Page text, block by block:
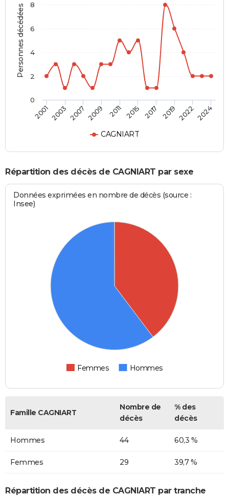
Personnes décédées
CAGNIART
20012003 2007 2009 2011 2015 2017 2019 20222024
0
2
4
6
8
Répartition des décès de CAGNIART par sexe
Données exprimées en nombre de décès (source :
Insee)
Femmes Hommes
Famille CAGNIART
Nombre de
décès
% des
décès
Hommes 44 60,3 %
Femmes 29 39,7 %
Répartition des décès de CAGNIART par tranche